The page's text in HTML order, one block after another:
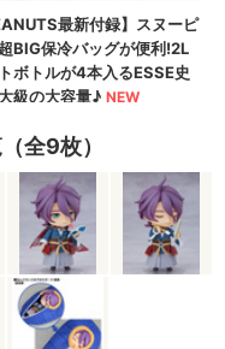
全9枚）